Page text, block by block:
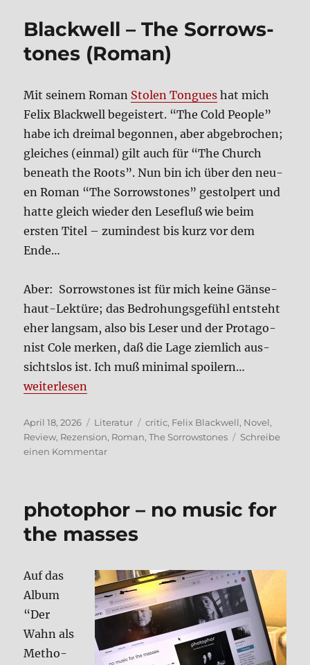
Ver­
bei­
fas­
sun­
gen
Black­well – The Sor­row­s­
to­nes (Roman)
Mit sei­nem Roman Sto­len Ton­gues hat mich
Felix Black­well begei­stert. “The Cold Peo­p­le”
habe ich drei­mal begon­nen, aber abge­bro­chen;
glei­ches (ein­mal) gilt auch für “The Church
beneath the Roots”. Nun bin ich über den neu­
en Roman “The Sor­row­s­to­nes” gestol­pert und
hat­te gleich wie­der den Lese­fluß wie beim
ersten Titel – zumin­dest bis kurz vor dem
Ende…
Aber: Sor­row­s­to­nes ist für mich kei­ne Gän­se­
haut-Lek­tü­re; das Bedro­hungs­ge­fühl ent­steht
eher lang­sam, also bis Leser und der Prot­ago­
nist Cole mer­ken, daß die Lage ziem­lich aus­
sichts­los ist. Ich muß mini­mal spoi­lern…
„Black­well – The Sor­row­s­to­nes (Roman)“
wei­ter­le­sen
Veröffentlicht
am
April 18, 2026 Kategorien
Literatur Schlagwörter
critic, Felix Blackwell, Novel,
Review, Rezension, Roman,The Sorrowstones
Schreibe
einen Kommentarzu
The
row­
nes
(Roman)
pho­to­phor – no music for
the masses
Auf das
Album
“Der
Wahn als
Metho­